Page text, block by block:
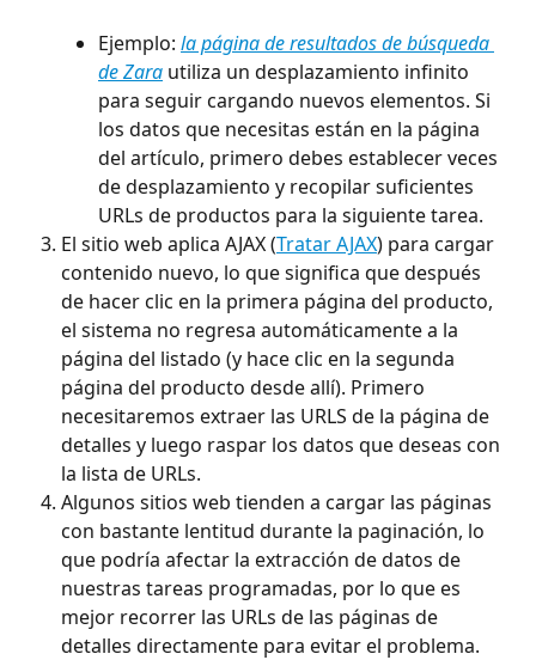
Ejemplo: la página de resultados de búsqueda
de Zara utiliza un desplazamiento infinito
para seguir cargando nuevos elementos. Si
los datos que necesitas están en la página
del artículo, primero debes establecer veces
de desplazamiento y recopilar suficientes
URLs de productos para la siguiente tarea.
El sitio web aplica AJAX (Tratar AJAX) para cargar
contenido nuevo, lo que significa que después
de hacer clic en la primera página del producto,
el sistema no regresa automáticamente a la
página del listado (y hace clic en la segunda
página del producto desde allí). Primero
necesitaremos extraer las URLS de la página de
detalles y luego raspar los datos que deseas con
la lista de URLs.
Algunos sitios web tienden a cargar las páginas
con bastante lentitud durante la paginación, lo
que podría afectar la extracción de datos de
nuestras tareas programadas, por lo que es
mejor recorrer las URLs de las páginas de
detalles directamente para evitar el problema.